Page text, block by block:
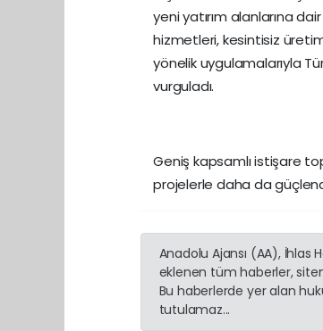
yeni yatırım alanlarına
hizmetleri, kesintisiz
yönelik uygulamalarıyla
vurguladı.
Geniş kapsamlı istişare
projelerle daha da
Anadolu Ajansı (AA), İhlas
eklenen tüm haberler,
Bu haberlerde yer alan
tutulamaz...